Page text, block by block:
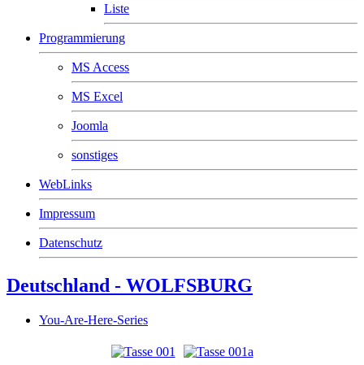
Liste
Programmierung
MS Access
MS Excel
Joomla
sonstiges
WebLinks
Impressum
Datenschutz
Deutschland - WOLFSBURG
You-Are-Here-Series